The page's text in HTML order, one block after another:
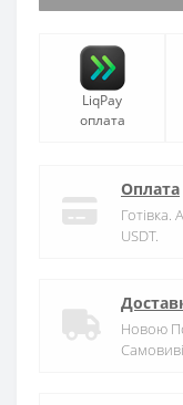
LiqPay
оплата
Оплата
Готівка.
USDT.
Новою